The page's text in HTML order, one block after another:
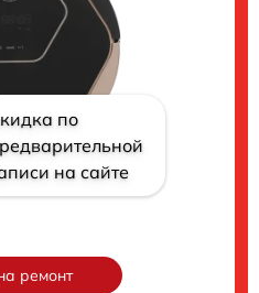
по
на сайте
ремонт